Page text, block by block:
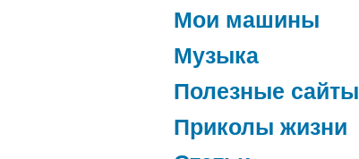
Мои машины
Музыка
Полезные сайты
Приколы жизни